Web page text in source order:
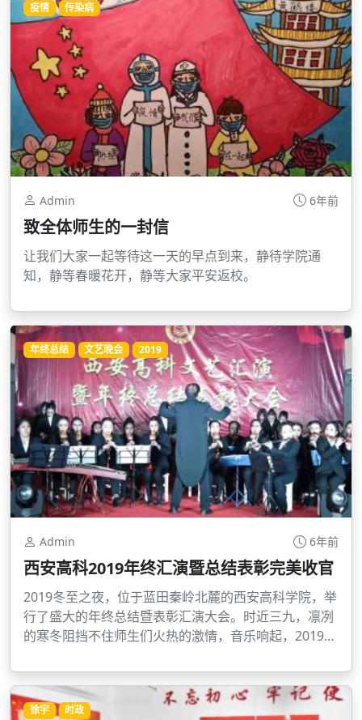
疫情 传染病
Admin 6年前
致全体师生的一封信
让我们大家一起等待这一天的早点到来，静待学院通
知，静等春暖花开，静等大家平安返校。
年终总结 文艺晚会 2019
Admin 6年前
西安高科2019年终汇演暨总结表彰完美收官
2019冬至之夜，位于蓝田秦岭北麓的西安高科学院，举
行了盛大的年终总结暨表彰汇演大会。时近三九，凛冽
的寒冬阻挡不住师生们火热的激情，音乐响起，2019渐
接新春，迎接各位嘉宾和领导的到来。
徐宇 时政